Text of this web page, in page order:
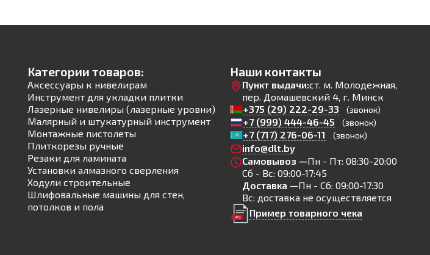
Категории товаров:
Аксессуары к нивелирам
Инструмент для укладки плитки
Лазерные нивелиры (лазерные уровни)
Малярный и штукатурный инструмент
Монтажные пистолеты
Плиткорезы ручные
Резаки для ламината
Установки алмазного сверления
Ходули строительные
Шлифовальные машины для стен,
потолков и пола
Наши контакты
Пункт выдачи:ст. м. Молодежная,
пер. Домашевский 4, г. Минск
+375 (29) 222-29-33
(звонок)
+7 (999) 444-46-45 (звонок)
+7 (717) 276-06-11 (звонок)
info@dlt.by
Самовывоз —Пн - Пт: 08:30-20:00
Сб - Вс: 09:00-17:45
Доставка —Пн - Сб: 09:00-17:30
Вс: доставка не осуществляется
Пример товарного чека